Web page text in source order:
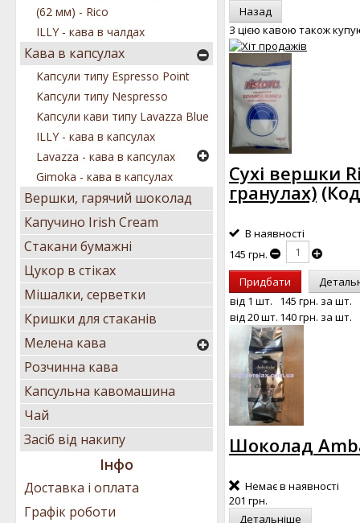
З цією кавою також
Сухі вершки
гранулах)
В наявності
145 грн.
Придбати
від 1 шт.
145 грн. за шт.
від 20 шт. 140 грн. за шт.
Шоколад
Немає в наявності
201 грн.
Детальніше
(62 мм) - Rico
ILLY - кава в чалдах
Кава в капсулах
Капсули типу Espresso Point
Капсули типу Nespresso
Капсули кави типу Lavazza Blue
ILLY - кава в капсулах
Lavazza - кава в капсулах
Gimoka - кава в капсулах
Вершки, гарячий шоколад
Капучино Irish Cream
Стакани бумажні
Цукор в стіках
Мішалки, серветки
Кришки для стаканів
Мелена кава
Розчинна кава
Капсульна кавомашина
Чай
Засіб від накипу
Інфо
Доставка і оплата
Графік роботи